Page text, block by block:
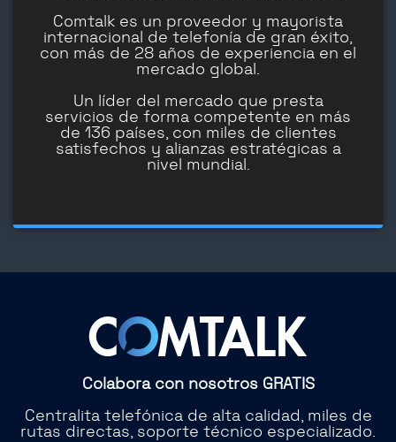
Comtalk es un proveedor y mayorista
internacional de telefonía de gran éxito,
con más de 28 años de experiencia en el
mercado global.
Un líder del mercado que presta
servicios de forma competente en más
de 136 países, con miles de clientes
satisfechos y alianzas estratégicas a
nivel mundial.
Colabora con nosotros GRATIS
Centralita telefónica de alta calidad, miles de
rutas directas, soporte técnico especializado.